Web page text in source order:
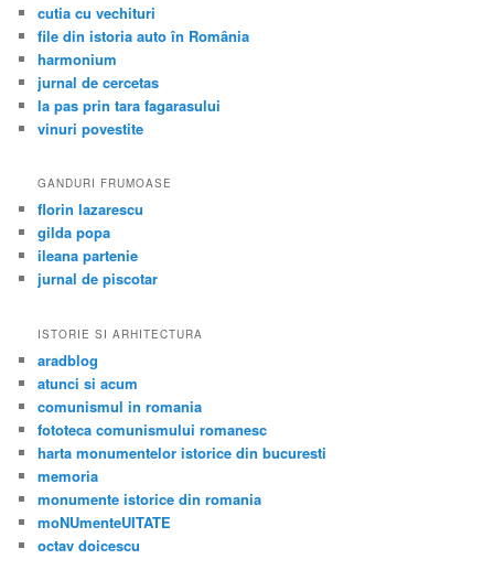
cutia cu vechituri
file din istoria auto în România
harmonium
jurnal de cercetas
la pas prin tara fagarasului
vinuri povestite
GANDURI FRUMOASE
florin lazarescu
gilda popa
ileana partenie
jurnal de piscotar
ISTORIE SI ARHITECTURA
aradblog
atunci si acum
comunismul in romania
fototeca comunismului romanesc
harta monumentelor istorice din bucuresti
memoria
monumente istorice din romania
moNUmenteUITATE
octav doicescu